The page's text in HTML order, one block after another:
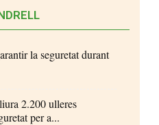
la seguretat durant
2.200 ulleres
per a...